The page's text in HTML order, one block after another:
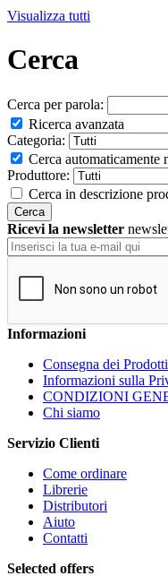
Visualizza tutti
Cerca
Cerca per parola:
Ricerca avanzata
Categoria:
Cerca automaticamente
Produttore:
Cerca in descrizione
Cerca
Ricevi la newsletter
Informazioni
Consegna dei Prodotti
Informazioni sulla
CONDIZIONI
Chi siamo
Servizio Clienti
Come ordinare
Librerie
Distributori
Aiuto
Contatti
Selected offers